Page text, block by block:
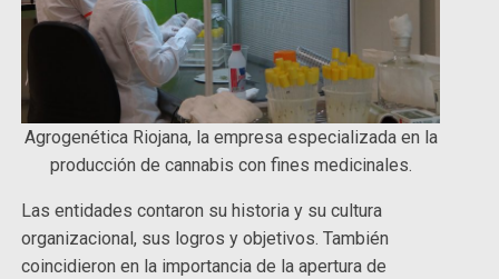
Agrogenética Riojana, la empresa especializada en la
producción de cannabis con fines medicinales.
Las entidades contaron su historia y su cultura
organizacional, sus logros y objetivos. También
coincidieron en la importancia de la apertura de